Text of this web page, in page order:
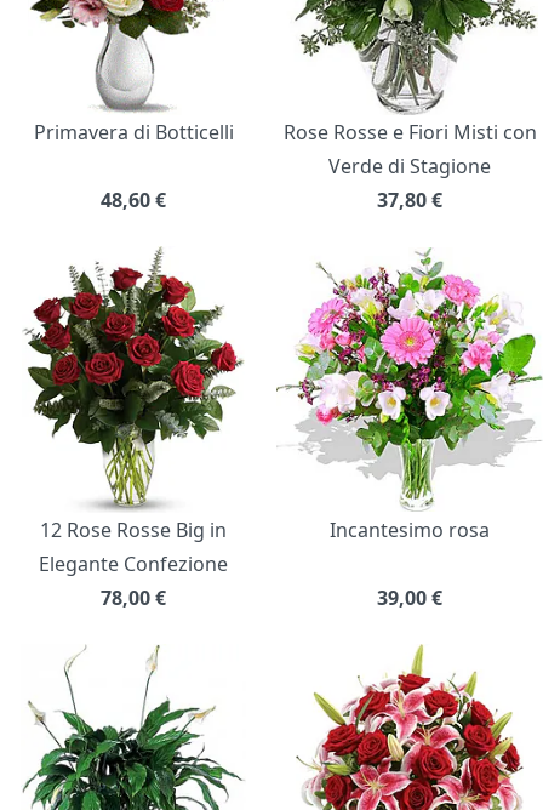
Primavera di Botticelli
48,60€
Rose Rosse e Fiori Misti con
Verde di Stagione
37,80€
12 Rose Rosse Big in
Elegante Confezione
78,00€
Incantesimo rosa
39,00€